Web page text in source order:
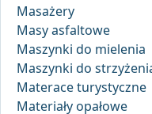
Masażery
Masy asfaltowe
Maszynki do mielenia
Maszynki do
Materace turystyczne
Materiały opałowe